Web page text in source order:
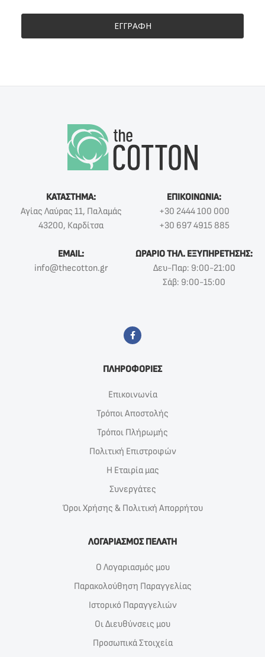
ΕΓΓΡΑΦΗ
ΚΑΤΑΣΤΗΜΑ:
Αγίας Λαύρας 11, Παλαμάς
43200, Καρδίτσα
ΕΠΙΚΟΙΝΩΝΙΑ:
+30 2444 100 000
+30 697 4915 885
EMAIL:
info@thecotton.gr
ΩΡΑΡΙΟ ΤΗΛ. ΕΞΥΠΗΡΕΤΗΣΗΣ:
Δευ-Παρ: 9:00-21:00
Σάβ: 9:00-15:00
ΠΛΗΡΟΦΟΡΙΕΣ
Επικοινωνία
Τρόποι Αποστολής
Τρόποι Πλήρωμής
Πολιτική Επιστροφών
Η Εταιρία μας
Συνεργάτες
Όροι Χρήσης & Πολιτική Απορρήτου
ΛΟΓΑΡΙΑΣΜΟΣ ΠΕΛΑΤΗ
Ο Λογαριασμός μου
Παρακολούθηση Παραγγελίας
Ιστορικό Παραγγελιών
Οι Διευθύνσεις μου
Προσωπικά Στοιχεία